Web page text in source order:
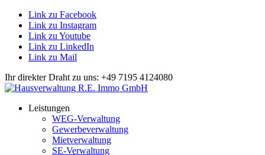
Link zu Facebook
Link zu Instagram
Link zu Youtube
Link zu LinkedIn
Link zu Mail
Ihr direkter Draht zu uns: +49 7195 4124080
Leistungen
WEG-Verwaltung
Gewerbeverwaltung
Mietverwaltung
SE-Verwaltung